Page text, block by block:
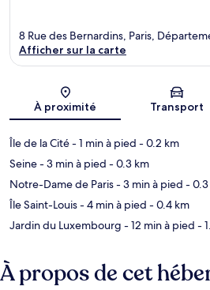
Carte
8 Rue des Bernardins, Paris,
Afficher sur la carte
À proximité Transport
Île de la Cité- 1 min à pied - 0.2 km
Seine- 3 min à pied - 0.3 km
Notre-Dame de Paris- 3 min à pied -
Île Saint-Louis- 4 min à pied - 0.4 km
Jardin du Luxembourg - 12 min à pied -
À propos de cet